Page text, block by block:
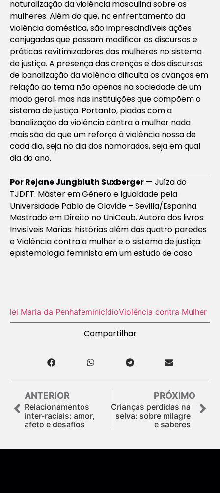
naturalização da violência masculina sobre as
mulheres. Além do que, no enfrentamento da
violência doméstica, são imprescindíveis ações
conjugadas que possam modificar os discursos e
práticas revitimizadores das mulheres no sistema
de justiça. A presença das crenças e dos discursos
de banalização da violência dificulta os avanços em
relação ao tema não apenas na sociedade de um
modo geral, mas nas instituições que compõem o
sistema de justiça. Portanto, piadas com a
banalização da violência contra a mulher nada
mais são do que um reforço à violência nossa de
cada dia, seja no dia dos namorados, seja em qual
dia do ano.
Por Rejane Jungbluth Suxberger — Juíza do
TJDFT. Máster em Gênero e Igualdade pela
Universidade Pablo de Olavide – Sevilla/Espanha.
Mestrado em Direito no UniCeub. Autora dos livros:
Invisíveis Marias: histórias além das quatro paredes
e Violência contra a mulher e o sistema de justiça:
epistemologia feminista em um estudo de caso.
lei Maria da PenhafeminicídioViolência contra Mulher
Compartilhar
ANTERIOR
Relacionamentos
inter-raciais: amor,
afeto e desafios
PRÓXIMO
Crianças perdidas na
selva: sobre milagre
e saberes